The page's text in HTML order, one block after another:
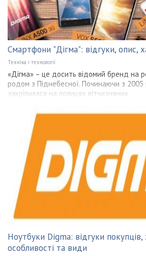
Смартфони "Дігма": відгуки, опис,
Техніка і технології
«Дігма» – це досить відомий бренд на
родом з Піднебесної. Починаючи з 2005
закріпилася на полицях вітчизняних
Ноутбуки Digma: відгуки
особливості та види